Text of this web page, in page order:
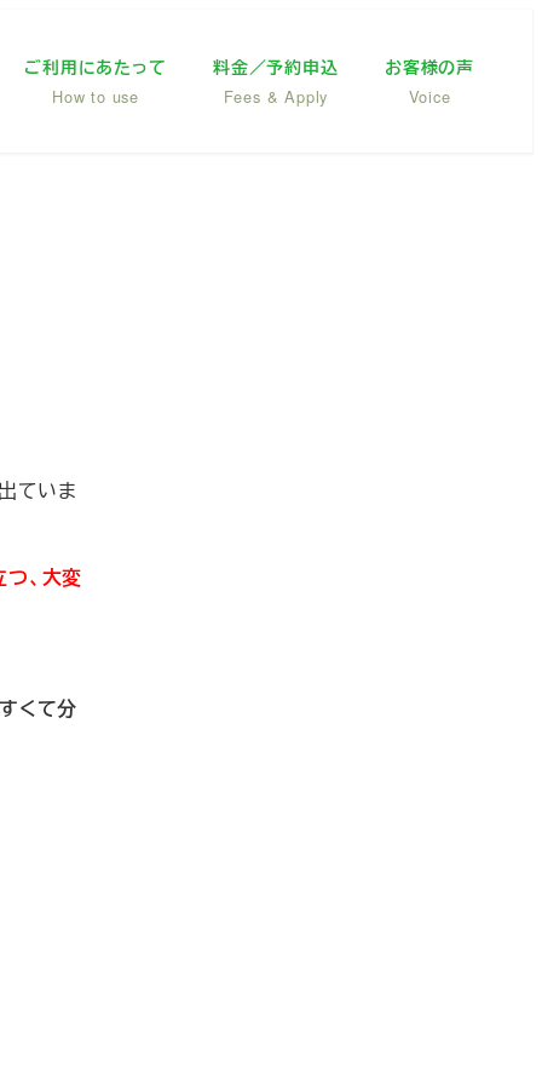
ご利用にあたって
How to use
料金／予約申込
Fees & Apply
お客様の声
Voice
ていま
、大変
くて分